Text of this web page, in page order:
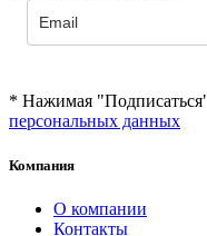
* Нажимая
персональных данных
Компания
О компании
Контакты